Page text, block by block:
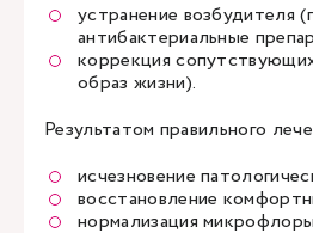
устранение возбудителя
антибактериальные
коррекция
образ жизни).
Результатом правильного
исчезновение
восстановление
нормализация